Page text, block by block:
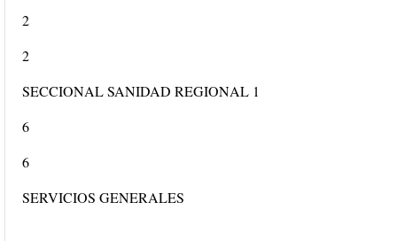
2
2
SECCIONAL SANIDAD REGIONAL 1
6
6
SERVICIOS GENERALES